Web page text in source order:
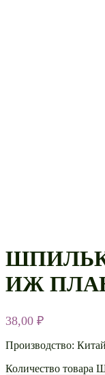
ИЖ
38,00 ₽
Производство: Китай
Количество